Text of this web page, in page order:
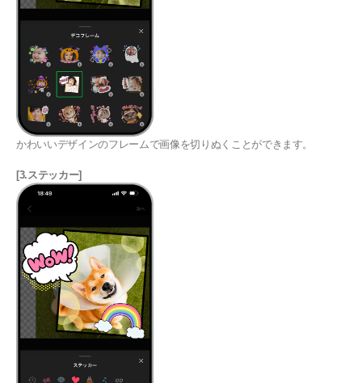
かわいいデザインのフレームで画像を切りぬくことができます。
[3.ステッカー]